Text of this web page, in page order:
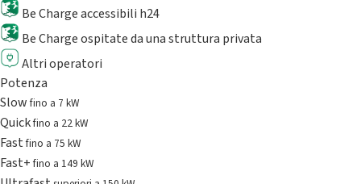
Be Charge accessibili h24
Be Charge ospitate da una struttura privata
Altri operatori
Potenza
Slowfino a 7 kW
Quickfino a 22 kW
Fastfino a 75 kW
Fast+fino a 149 kW